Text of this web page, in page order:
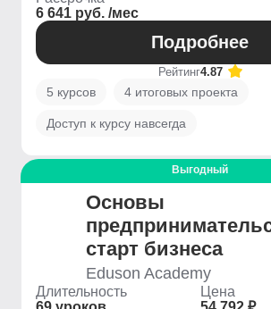
6 641 руб. /мес
Подробнее
Рейтинг4.87
5 курсов 4 итоговых проекта
Доступ к курсу навсегда
Выгодный
Основы
старт бизнеса
Eduson Academy
Длительность
Цена